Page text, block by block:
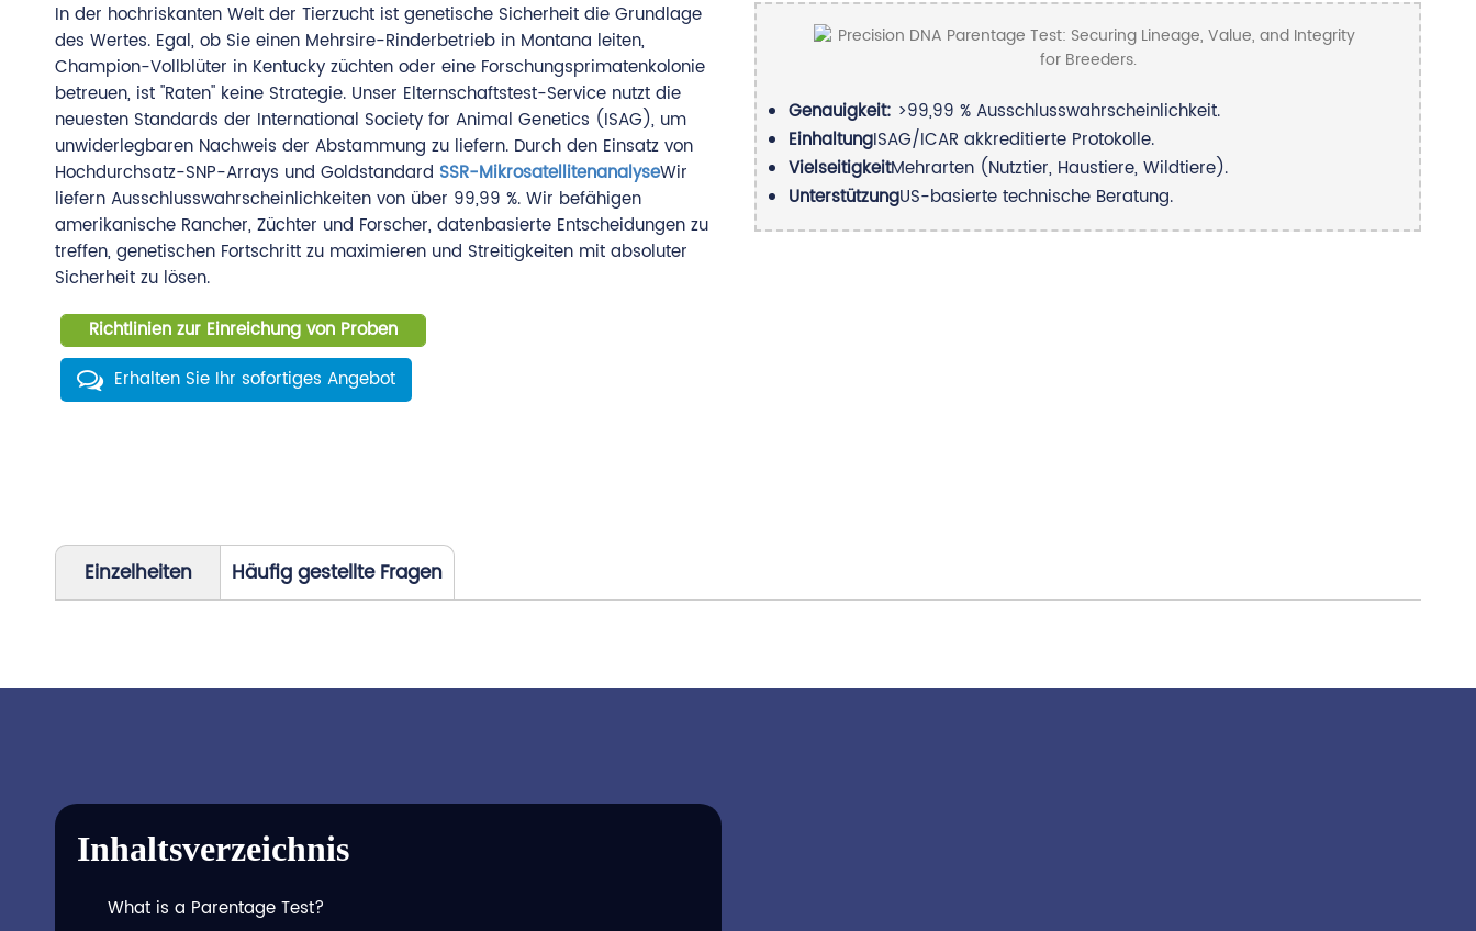
In der hochriskanten Welt der Tierzucht ist genetische Sicherheit die Grundlage
des Wertes. Egal, ob Sie einen Mehrsire-Rinderbetrieb in Montana leiten,
Champion-Vollblüter in Kentucky züchten oder eine Forschungsprimatenkolonie
betreuen, ist "Raten" keine Strategie. Unser Elternschaftstest-Service nutzt die
neuesten Standards der International Society for Animal Genetics (ISAG), um
unwiderlegbaren Nachweis der Abstammung zu liefern. Durch den Einsatz von
Hochdurchsatz-SNP-Arrays und Goldstandard SSR-MikrosatellitenanalyseWir
liefern Ausschlusswahrscheinlichkeiten von über 99,99 %. Wir befähigen
amerikanische Rancher, Züchter und Forscher, datenbasierte Entscheidungen zu
treffen, genetischen Fortschritt zu maximieren und Streitigkeiten mit absoluter
Sicherheit zu lösen.
Richtlinien zur Einreichung von Proben
Erhalten Sie Ihr sofortiges Angebot
Genauigkeit: >99,99 % Ausschlusswahrscheinlichkeit.
EinhaltungISAG/ICAR akkreditierte Protokolle.
VielseitigkeitMehrarten (Nutztier, Haustiere, Wildtiere).
UnterstützungUS-basierte technische Beratung.
Einzelheiten Häufig gestellte Fragen
Inhaltsverzeichnis
What is a Parentage Test?